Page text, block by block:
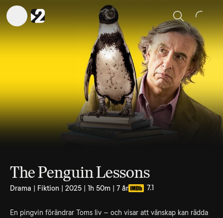
Sök
The Penguin Lessons
Drama | Fiktion | 2025 | 1h 50m | 7 år 7.1
En pingvin förändrar Toms liv – och visar att vänskap kan rädda